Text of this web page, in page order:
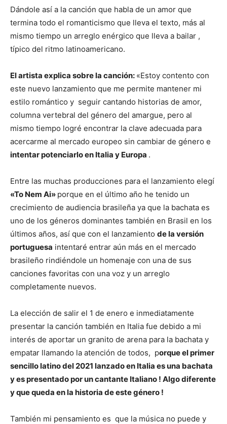
Dándole así a la canción que habla de un amor que
termina todo el romanticismo que lleva el texto, más al
mismo tiempo un arreglo enérgico que lleva a bailar ,
típico del ritmo latinoamericano.
El artista explica sobre la canción: «Estoy contento con
este nuevo lanzamiento que me permite mantener mi
estilo romántico y seguir cantando historias de amor,
columna vertebral del género del amargue, pero al
mismo tiempo logré encontrar la clave adecuada para
acercarme al mercado europeo sin cambiar de género e
intentar potenciarlo en Italia y Europa .
Entre las muchas producciones para el lanzamiento elegí
«To Nem Ai» porque en el último año he tenido un
crecimiento de audiencia brasileña ya que la bachata es
uno de los géneros dominantes también en Brasil en los
últimos años, así que con el lanzamiento de la versión
portuguesa intentaré entrar aún más en el mercado
brasileño rindiéndole un homenaje con una de sus
canciones favoritas con una voz y un arreglo
completamente nuevos.
La elección de salir el 1 de enero e inmediatamente
presentar la canción también en Italia fue debido a mi
interés de aportar un granito de arena para la bachata y
empatar llamando la atención de todos, porque el primer
sencillo latino del 2021 lanzado en Italia es una bachata
y es presentado por un cantante Italiano ! Algo diferente
y que queda en la historia de este género !
También mi pensamiento es que la música no puede y